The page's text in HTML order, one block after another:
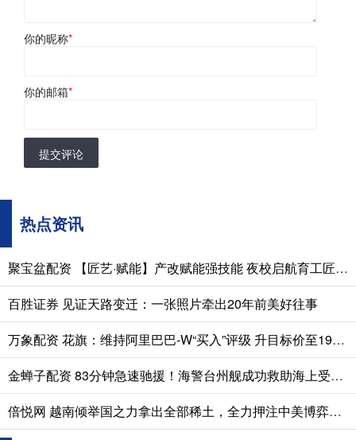
你的昵称*
你的邮箱*
提交评论
热点资讯
聚宝盆配资 【匠艺·赋能】产改赋能强技能 夜校启航育工匠 —— 石首市企业 “职工夜校” 开班
百胜证券 见证天路变迁：一张照片牵出20年前美好往事
万象配资 花旗：维持阿里巴巴-W“买入”评级 升目标价至199港元
金蝉子配资 83分钟急速驰援！海警台州舰成功救助海上受伤渔民
倍悦网 越南倾举国之力拿出全部稀土，全力押注中美博弈，想做渔翁！